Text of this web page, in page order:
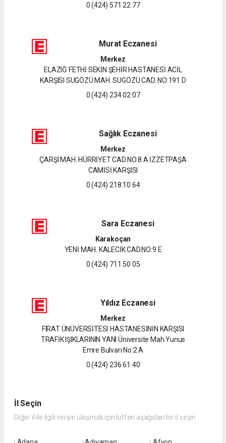
0 (424) 571 22 77
Murat Eczanesi
Merkez
ELAZIĞ FETHİ SEKİN ŞEHİR HASTANESİ ACİL
KARŞISI SUGÖZÜ MAH. SUGÖZÜ CAD. NO:191 D
0 (424) 234 02 07
Sağlık Eczanesi
Merkez
ÇARŞI MAH. HÜRRİYET CAD.NO:8 A İZZETPAŞA
CAMİSİ KARŞISI
0 (424) 218 10 64
Sara Eczanesi
Karakoçan
YENİ MAH. KALECİK CAD.NO:9 E
0 (424) 711 50 05
Yıldız Eczanesi
Merkez
FIRAT ÜNÜVERSİTESİ HASTANESİNİN KARŞISI
TRAFİK IŞIKLARININ YANI Üniversite Mah.Yunus
Emre Bulvarı No:2 A
0 (424) 236 61 40
İl Seçin
Diğer il ile ilgili veriye ulaşmak için lütfen aşağıdan bir il seçin